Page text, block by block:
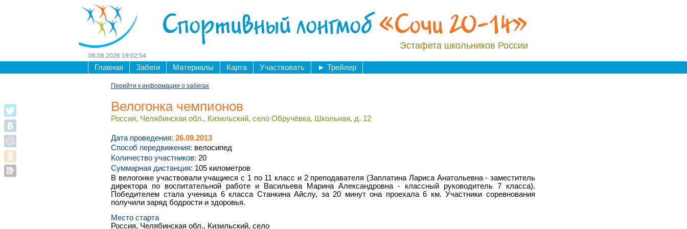
Спортивный лонгмоб«Сочи 20-14»
Эстафета школьников России
06 08 2026 19:02:54
Главная Забеги Материалы Карта Участвовать ► Трейлер
Перейти к информации о забегах
Велогонка чемпионов
Россия, Челябинская обл., Кизильский, село Обручёвка, Школьная, д. 12
Дата проведения: 26.09.2013
Способ передвижения: велосипед
Количество участников: 20
Суммарная дистанция: 105 километров
В велогонке участвовали учащиеся с 1 по 11 класс и 2 преподавателя (Заплатина Лариса Анатольевна - заместитель
директора по воспитательной работе и Васильева Марина Александровна - классный руководитель 7 класса).
Победителем стала ученица 6 класса Станкина Айслу, за 20 минут она проехала 6 км. Участники соревнования
получили заряд бодрости и здоровья.
Место старта
Россия, Челябинская обл., Кизильский, село